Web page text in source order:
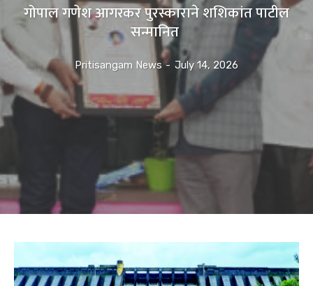
गोपाल गणेश आगरकर पुरस्काराने शशिकांत पाटील
सन्मानित
Pritisangam News - July 14, 2026